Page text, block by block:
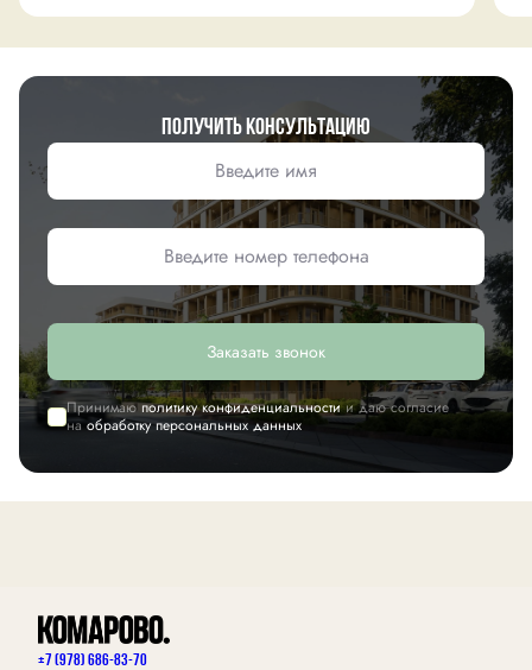
Получить консультацию
Заказать звонок
Принимаюполитику конфиденциальностии даю согласие
наобработку персональных данных
+7 (978) 686-83-70